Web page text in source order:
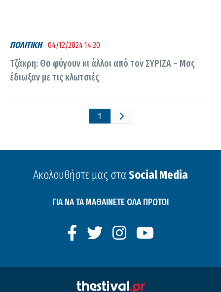
ΠΟΛΙΤΙΚΗ 04/12/2024 14:20
Τζάκρη: Θα φύγουν κι άλλοι από τον ΣΥΡΙΖΑ – Μας
έδιωξαν με τις κλωτσιές
1
Ακολουθήστε μας στα Social Media
ΓΙΑ ΝΑ ΤΑ ΜΑΘΑΙΝΕΤΕ ΟΛΑ ΠΡΩΤΟΙ